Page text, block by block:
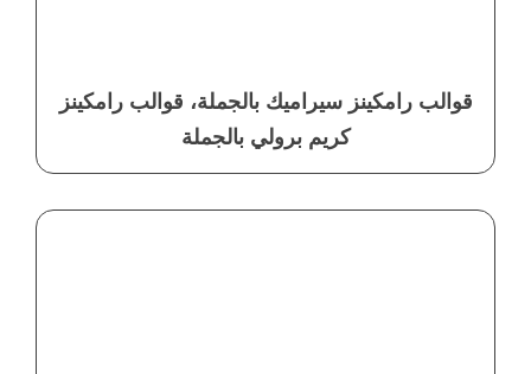
قوالب رامكينز سيراميك بالجملة، قوالب رامكينز
كريم برولي بالجملة